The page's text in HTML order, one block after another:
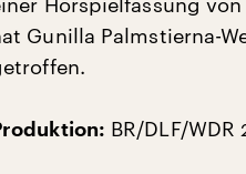
Gunilla Palmstierna-
BR/DLF/WDR